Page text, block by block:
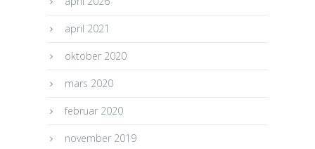
april 2021
oktober 2020
mars 2020
februar 2020
november 2019